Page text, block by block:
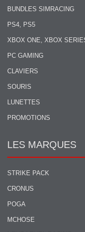
BUNDLES SIMRACING
PS4, PS5
XBOX ONE, XBOX
PC GAMING
CLAVIERS
SOURIS
LUNETTES
PROMOTIONS
LES MARQUES
STRIKE PACK
CRONUS
POGA
MCHOSE